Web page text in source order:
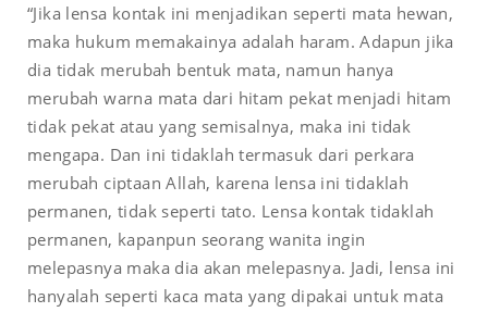
“Jika lensa kontak ini menjadikan seperti mata hewan,
maka hukum memakainya adalah haram. Adapun jika
dia tidak merubah bentuk mata, namun hanya
merubah warna mata dari hitam pekat menjadi hitam
tidak pekat atau yang semisalnya, maka ini tidak
mengapa. Dan ini tidaklah termasuk dari perkara
merubah ciptaan Allah, karena lensa ini tidaklah
permanen, tidak seperti tato. Lensa kontak tidaklah
permanen, kapanpun seorang wanita ingin
melepasnya maka dia akan melepasnya. Jadi, lensa ini
hanyalah seperti kaca mata yang dipakai untuk mata